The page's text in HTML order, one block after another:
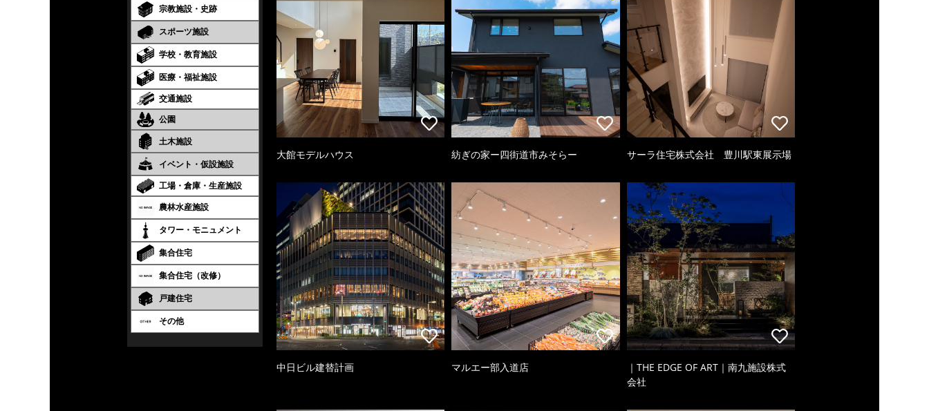
宗教施設・史跡
スポーツ施設
学校・教育施設
医療・福祉施設
交通施設
公園
土木施設
イベント・仮設施設
工場・倉庫・生産施設
農林水産施設
タワー・モニュメント
集合住宅
集合住宅（改修）
戸建住宅
その他
大館モデルハウス 紡ぎの家ー四街道市みそらー サーラ住宅株式会社 豊川駅東展示場
中日ビル建替計画 マルエー部入道店
｜THE EDGE OF ART｜南九施設株式
会社